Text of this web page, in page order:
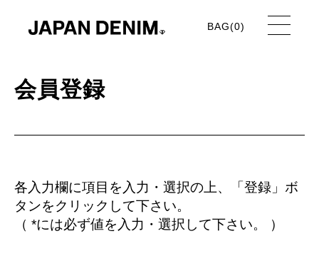
BAG(0)
会員登録
各入力欄に項目を入力・選択の上、「登録」ボ
タンをクリックして下さい。
（ *には必ず値を入力・選択して下さい。 ）